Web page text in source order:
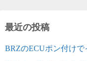
最近の投稿
BRZのECUポン付けで